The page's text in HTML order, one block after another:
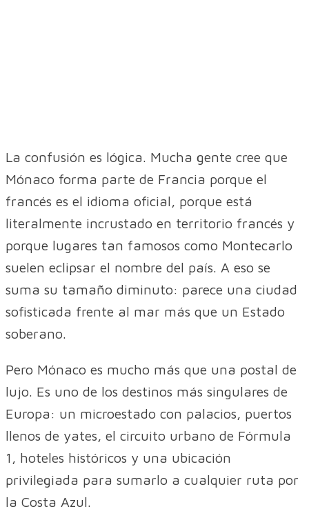
La confusión es lógica. Mucha gente cree que
Mónaco forma parte de Francia porque el
francés es el idioma oficial, porque está
literalmente incrustado en territorio francés y
porque lugares tan famosos como Montecarlo
suelen eclipsar el nombre del país. A eso se
suma su tamaño diminuto: parece una ciudad
sofisticada frente al mar más que un Estado
soberano.
Pero Mónaco es mucho más que una postal de
lujo. Es uno de los destinos más singulares de
Europa: un microestado con palacios, puertos
llenos de yates, el circuito urbano de Fórmula
1, hoteles históricos y una ubicación
privilegiada para sumarlo a cualquier ruta por
la Costa Azul.